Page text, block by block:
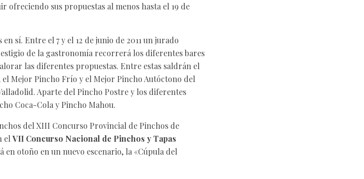
ofreciendo sus propuestas al menos hasta el 19 de
sí. Entre el 7 y el 12 de junio de 2011 un jurado
de la gastronomía recorrerá los diferentes bares
las diferentes propuestas. Entre estas saldrán el
Mejor Pincho Frío y el Mejor Pincho Autóctono del
Aparte del Pincho Postre y los diferentes
Coca-Cola y Pincho Mahou.
del XIII Concurso Provincial de Pinchos de
el VII Concurso Nacional de Pinchos y Tapas
en otoño en un nuevo escenario, la «Cúpula del